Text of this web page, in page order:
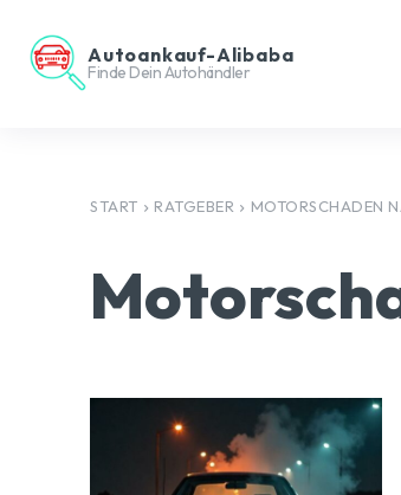
Autoankauf-Alibaba
Finde Dein Autohändler
START RATGEBER MOTORSCHADEN